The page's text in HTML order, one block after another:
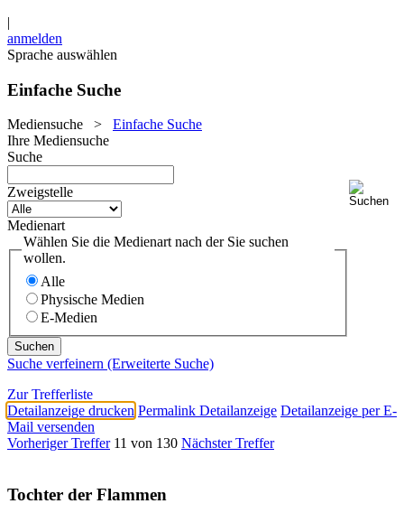
|
anmelden
Sprache auswählen
Einfache Suche
Mediensuche > Einfache Suche
Ihre Mediensuche
Suche
Zweigstelle
Medienart
Wählen Sie die Medienart nach der Sie suchen
wollen.
Alle
Physische Medien
E-Medien
Suche verfeinern (Erweiterte Suche)
Zur Trefferliste
Detailanzeige drucken Permalink Detailanzeige Detailanzeige per E-
Mail versenden
Vorheriger Treffer 11 von 130 Nächster Treffer
Tochter der Flammen